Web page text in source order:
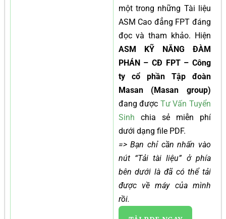
một trong những Tài liệu
ASM Cao đẳng FPT đáng
đọc và tham khảo. Hiện
ASM KỸ NĂNG ĐÀM
PHÁN – CĐ FPT – Công
ty cổ phần Tập đoàn
Masan (Masan group)
đang được Tư Vấn Tuyển
Sinh chia sẻ miễn phí
dưới dạng file PDF.
=> Bạn chỉ cần nhấn vào
nút “Tải tài liệu” ở phía
bên dưới là đã có thể tải
được về máy của mình
rồi.